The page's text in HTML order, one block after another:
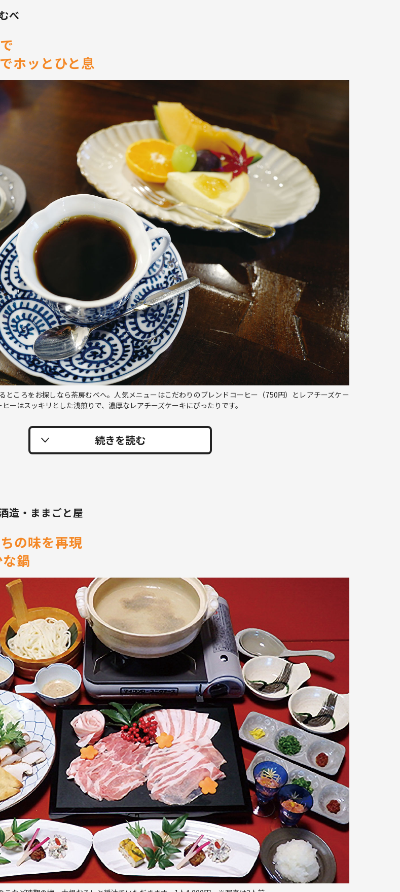
べ
ホッとひと息
ところをお探しなら茶房むべへ。人気メニューはこだわりのブレンドコーヒー（750円）とレアチーズケー
ーはスッキリとした浅煎りで、濃厚なレアチーズケーキにぴったりです。
造・ままごと屋
の味を再現
鍋